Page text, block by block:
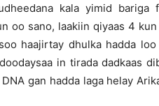
kala yimid bariga
oo sano, laakiin qiyaas 4
haajirtay dhulka hadda loo
in tirada dadkaas
gan hadda laga helay